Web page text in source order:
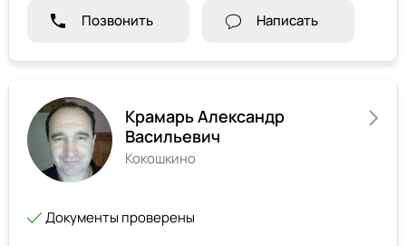
Позвонить Написать
Крамарь Александр
Васильевич
Кокошкино
Документы проверены